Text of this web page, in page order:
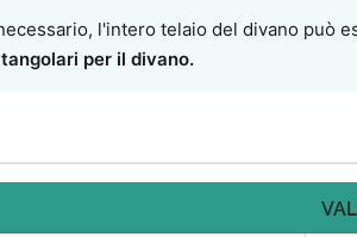
l'intero telaio del divano può
per il divano.